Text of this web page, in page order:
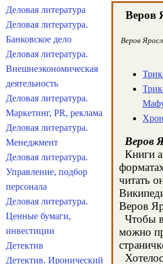
Веров
Веров
Веров
Книги
читать
Веров
Чтобы
можно
Деловая литература
Деловая литература.
Банковское дело
Деловая литература.
Внешнеэкономическая
деятельность
Деловая литература.
Маркетинг, PR, реклама
Деловая литература.
Менеджмент
Деловая литература.
Управление, подбор
персонала
Деловая литература.
Ценные бумаги,
инвестиции
Детектив
Детектив. Иронический